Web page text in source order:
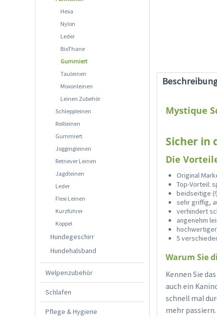
Hexa
Nylon
Leder
BioThane
Gummiert
Tauleinen
Moxonleinen
Leinen Zubehör
Schleppleinen
Rollleinen
Gummiert
Joggingleinen
Retriever Leinen
Jagdleinen
Leder
Flexi Leinen
Kurzführer
Koppel
Hundegeschirr
Hundehalsband
Welpenzubehör
Schlafen
Pflege & Hygiene
Mystique
Sicher in
Die
Original
Top-Vorteil:
beidseitige
sehr griffig,
verhindert
angenehm
5
Warum Sie
Kennen Sie
auch ein
schnell mal
mehr